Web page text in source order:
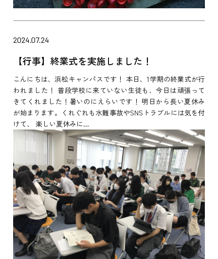
2024.07.24
【行事】終業式を実施しました！
こんにちは、浜松キャンパスです！ 本日、1学期の終業式が行
われました！ 普段学校に来ていない生徒も、今日は頑張って
きてくれました！暑いのにえらいです！ 明日から長い夏休み
が始まります。くれぐれも水難事故やSNSトラブルには気を付
けて、 楽しい夏休みに...